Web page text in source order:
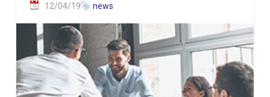
12/04/19 news